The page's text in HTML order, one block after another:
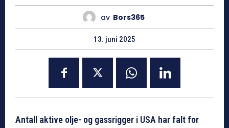
av Bors365
13. juni 2025
Antall aktive olje- og gassrigger i USA har falt for